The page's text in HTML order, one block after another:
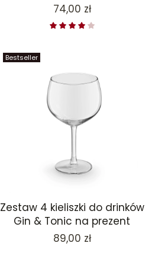
Cena
74,00 zł
Bestseller
Zestaw 4 kieliszki do drinków
Gin & Tonic na prezent
Cena
89,00 zł